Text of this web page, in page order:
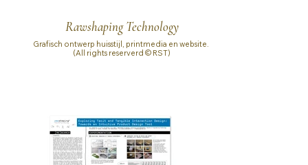
Rawshaping Technology
Grafisch ontwerp huisstijl, printmedia en website.
(All rights reserverd © RST)